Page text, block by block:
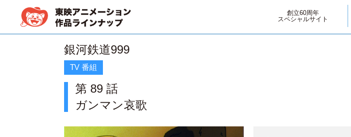
創立60周年
スペシャルサイト
銀河鉄道999
TV 番組
第 89 話
ガンマン哀歌